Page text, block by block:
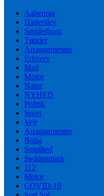
Aabenraa
Haderslev
Sønderborg
Tønder
Arrangementer
Erhverv
Mad
Motor
Natur
NYHED
Politik
Sport
Vejr
Arrangementer
Bolig
Sundhed
Syddanmark
112
Motor
COVID-19